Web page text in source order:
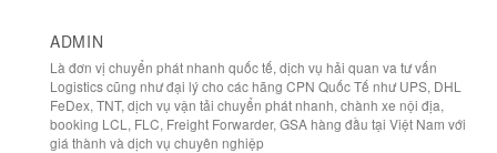
ADMIN
Là đơn vị chuyển phát nhanh quốc tế, dịch vụ hải quan va tư vấn
Logistics cũng như đại lý cho các hãng CPN Quốc Tế như UPS, DHL
FeDex, TNT, dịch vụ vận tải chuyển phát nhanh, chành xe nội địa,
booking LCL, FLC, Freight Forwarder, GSA hàng đầu tại Việt Nam với
giá thành và dịch vụ chuyên nghiệp